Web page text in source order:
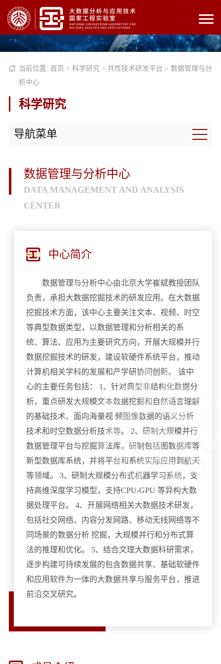
当前位置: 首页 > 科学研究 > 共性技术研发平台 > 数据管理与分
析中心
科学研究
导航菜单
数据管理与分析中心
DATA MANAGEMENT AND ANALYSIS
CENTER
中心简介
数据管理与分析中心由北京大学崔斌教授团队
负责，承担大数据挖掘技术的研发应用。在大数据
挖掘技术方面，该中心主要关注文本、视频、时空
等典型数据类型，以数据管理和分析相关的系
统、算法、应用为主要研究方向，开展大规模并行
数据挖掘技术的研发，建设软硬件系统平台，推动
计算机相关学科的发展和产学研协同创新。 该中
心的主要任务包括： 1、针对典型非结构化数据分
析，重点研发大规模文本数据挖掘和自然语言理解
的基础技术、面向海量视 频图像数据的语义分析
技术和时空数据分析技术等。 2、研制大规模并行
数据管理平台与挖掘算法库，研制包括图数据库等
新型数据库系统，并将平台和系统实际应用到航天
等领域。 3、研制大规模分布式机器学习系统，支
持高维深度学习模型，支持CPU-GPU 等异构大数
据处理平台。 4、开展网络相关大数据技术研发，
包括社交网络、内容分发网路、移动无线网络等不
同场景的数据分析 挖掘，大规模并行和分布式算
法的推理和优化。 5、结合文理大数据科研需求，
逐步构建可持续发展的包含数据共享、基础软硬件
和应用软件为一体的大数据共享与服务平台，推进
前沿交叉研究。